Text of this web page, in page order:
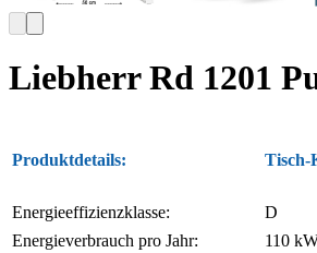
Liebherr Rd 1201
Produktdetails: Tisch-
Energieeffizienzklasse:
D
Energieverbrauch pro Jahr:
110